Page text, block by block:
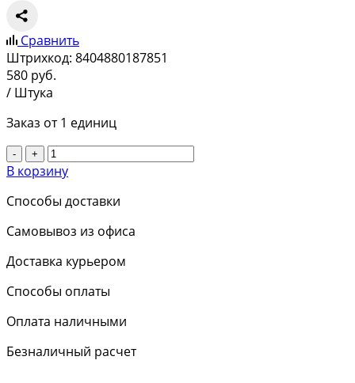
Сравнить
Штрихкод: 8404880187851
580 руб.
/ Штука
Заказ от 1 единиц
- +
В корзину
Способы доставки
Самовывоз из офиса
Доставка курьером
Способы оплаты
Оплата наличными
Безналичный расчет